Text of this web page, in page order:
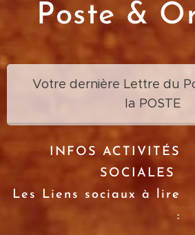
Poste &
Votre dernière Lettre du
la POSTE
INFOS ACTIVITÉS
SOCIALES
Les Liens sociaux à lire
: